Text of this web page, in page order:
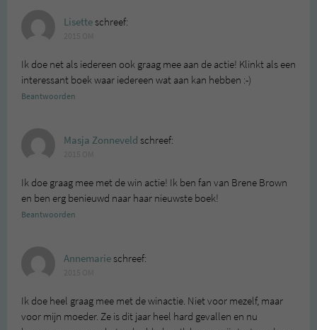
Lisetteschreef:
Ik doe net als iedereen ook graag mee aan de actie! Klinkt als een
interessant boek waar iedereen wat aan kan hebben :-)
Beantwoorden
Masja Zonneveld schreef:
Ik doe graag mee met de win actie! Ik ben fan van Brene Brown
en ben erg benieuwd naar haar nieuwste boek!
Beantwoorden
Annemarieschreef:
Ik doe heel graag mee met de winactie. Niet voor mezelf, maar
voor mijn moeder. Ze is dit jaar heel hard gevallen en nu